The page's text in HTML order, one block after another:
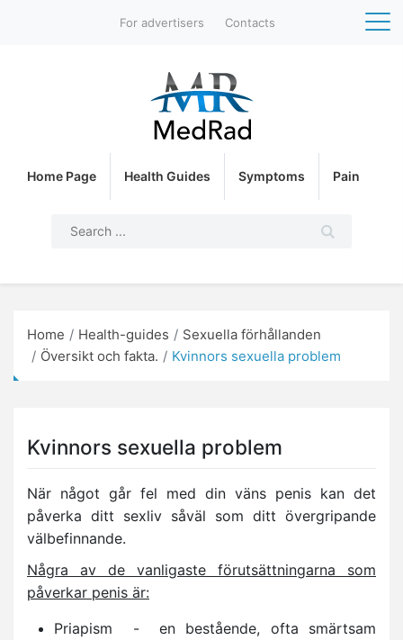
For advertisers Contacts
Home Page Health Guides Symptoms Pain
Home Health-guides
Sexuella förhållanden
Översikt och fakta.
Kvinnors sexuella problem
Kvinnors sexuella problem
När något går fel med din väns penis kan det
påverka ditt sexliv såväl som ditt övergripande
välbefinnande.
Några av de vanligaste förutsättningarna som
påverkar penis är:
Priapism - en bestående, ofta smärtsam